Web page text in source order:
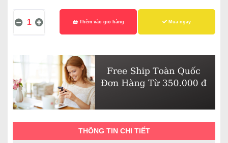
Thêm vào giỏ hàng Mua ngay
THÔNG TIN CHI TIẾT